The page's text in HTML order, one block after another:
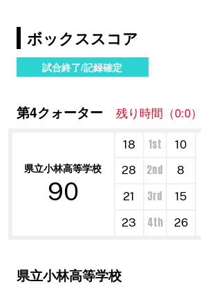
ボックススコア
試合終了/記録確定
第4クォーター 残り時間（0:0）
県立小林高等学校
90
18 1st
10
28 2nd
8
21
3rd
15
23
4th 26
県立小林高等学校